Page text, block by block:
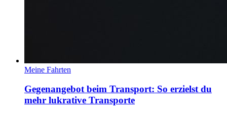
Meine Fahrten
Gegenangebot beim Transport: So erzielst du
mehr lukrative Transporte